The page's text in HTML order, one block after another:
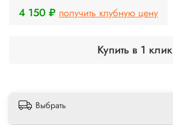
4 150 ₽ получить клубную цену
Купить в 1 клик
Выбрать